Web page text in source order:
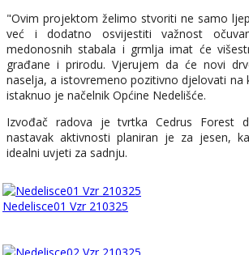
"Ovim projektom želimo stvoriti ne samo
već i dodatno osvijestiti važnost
medonosnih stabala i grmlja imat će
građane i prirodu. Vjerujem da će novi
naselja, a istovremeno pozitivno djelovati na
istaknuo je načelnik Općine Nedelišće.
Izvođač radova je tvrtka Cedrus Forest
nastavak aktivnosti planiran je za jesen,
idealni uvjeti za sadnju.
Nedelisce01 Vzr 210325